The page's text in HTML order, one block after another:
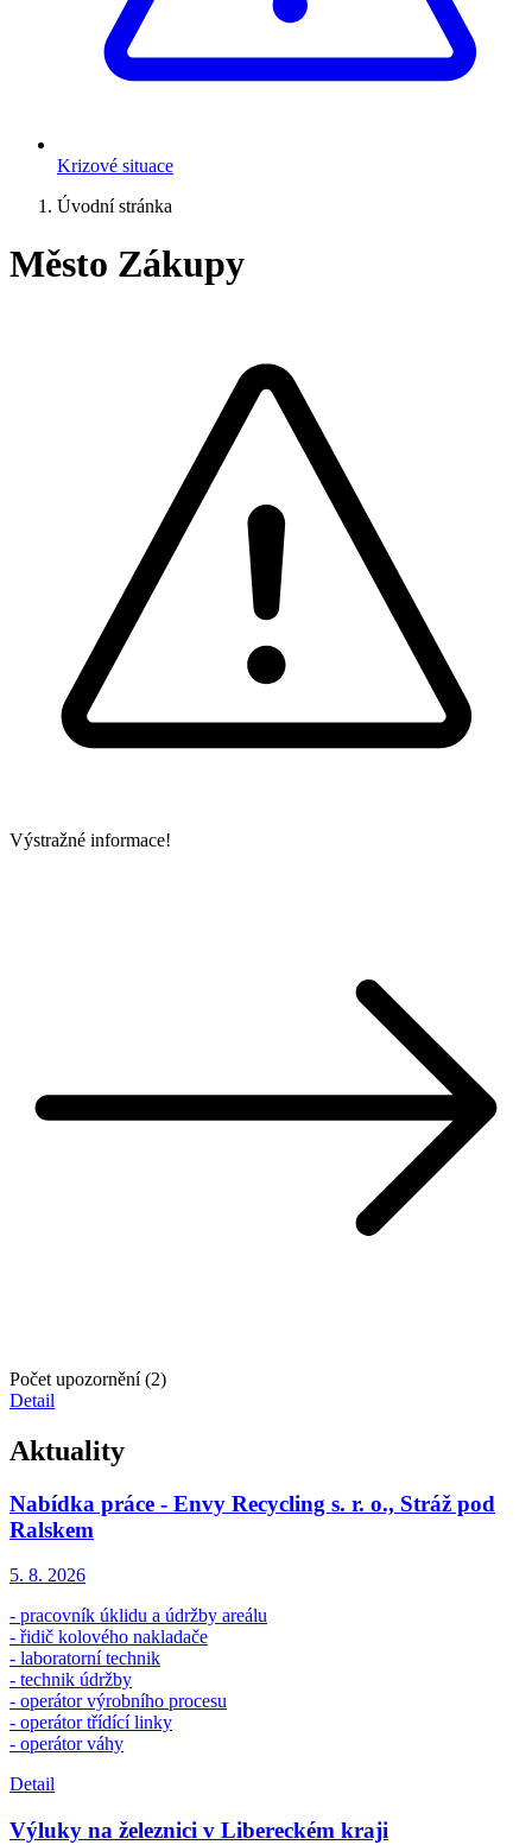
Krizové situace
Úvodní stránka
Město Zákupy
Výstražné informace!
Počet upozornění (2)
Detail
Aktuality
Nabídka práce - Envy Recycling s. r. o., Stráž pod
Ralskem
5. 8. 2026
- pracovník úklidu a údržby areálu
- řidič kolového nakladače
- laboratorní technik
- technik údržby
- operátor výrobního procesu
- operátor třídící linky
- operátor váhy
Detail
Výluky na železnici v Libereckém kraji